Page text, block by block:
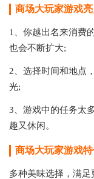
商场大玩家游戏亮
1、你越出名来消费
也会不断扩大;
2、选择时间和地点
光;
3、游戏中的任务太
趣又休闲。
商场大玩家游戏特
多种美味选择，满